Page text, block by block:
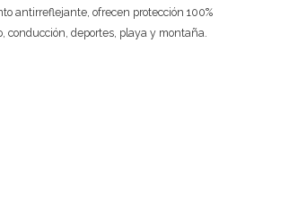
antirreflejante, ofrecen protección 100%
conducción, deportes, playa y montaña.